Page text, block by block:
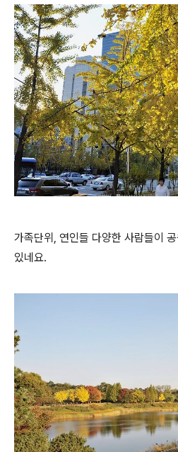
가족단위, 연인들 다양한 사람들이
있네요.